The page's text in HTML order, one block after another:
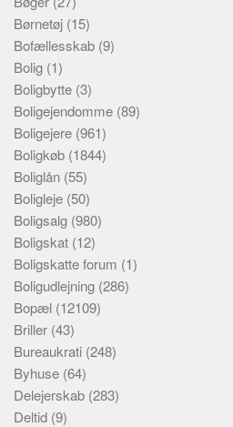
Børnetøj (15)
Bofællesskab (9)
Bolig (1)
Boligbytte (3)
Boligejendomme (89)
Boligejere (961)
Boligkøb (1844)
Boliglån (55)
Boligleje (50)
Boligsalg (980)
Boligskat (12)
Boligskatte forum (1)
Boligudlejning (286)
Bopæl (12109)
Briller (43)
Bureaukrati (248)
Byhuse (64)
Delejerskab (283)
Deltid (9)